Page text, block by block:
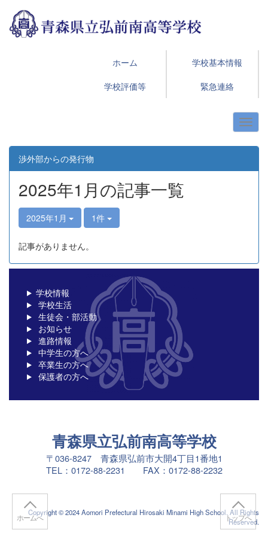
ホーム
学校基本情報
学校評価等
緊急連絡
渉外部からの発行物
2025年1月の記事一覧
2025年1月 1件
記事がありません。
学校情報
学校生活
生徒会・部活動
お知らせ
進路情報
中学生の方へ
卒業生の方へ
保護者の方へ
青森県立弘前南高等学校
〒036-8247 青森県弘前市大開4丁目1番地1
TEL：0172-88-2231 FAX：0172-88-2232
Copyright © 2024 Aomori Prefectural Hirosaki Minami High School. All Rights
Reserved.
ホームへ トップへ